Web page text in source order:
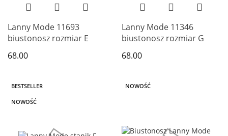
Lanny Mode 11693
biustonosz rozmiar E
68.00
Lanny Mode 11346
biustonosz rozmiar G
68.00
BESTSELLER
NOWOŚĆ
NOWOŚĆ